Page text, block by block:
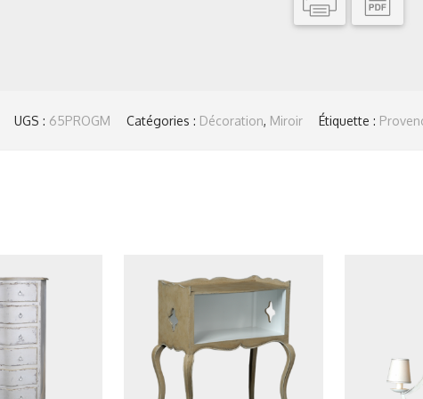
UGS : 65PROGM Catégories : Décoration, Miroir Étiquette :